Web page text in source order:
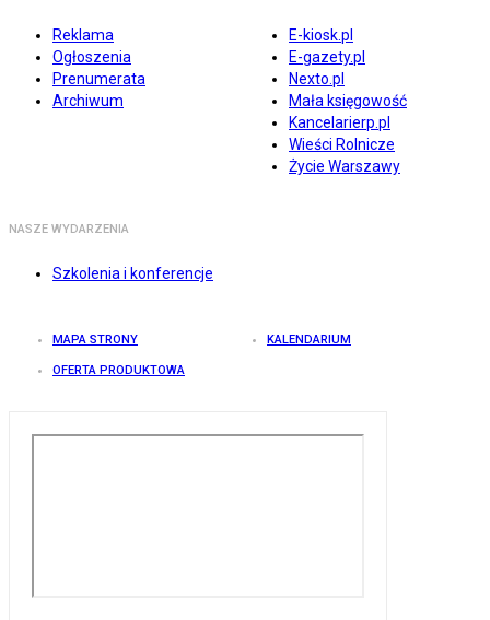
Reklama
Ogłoszenia
Prenumerata
Archiwum
E-kiosk.pl
E-gazety.pl
Nexto.pl
Mała księgowość
Kancelarierp.pl
Wieści Rolnicze
Życie Warszawy
NASZE WYDARZENIA
Szkolenia i konferencje
MAPA STRONY KALENDARIUM
OFERTA PRODUKTOWA